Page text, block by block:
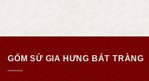
GỐM SỨ GIA HƯNG BÁT TRÀNG